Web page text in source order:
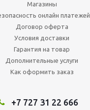
Магазины
онлайн платежей
Договор оферта
Условия доставки
Гарантия на товар
Дополнительные услуги
Как оформить заказ
+7 727 31 22 666